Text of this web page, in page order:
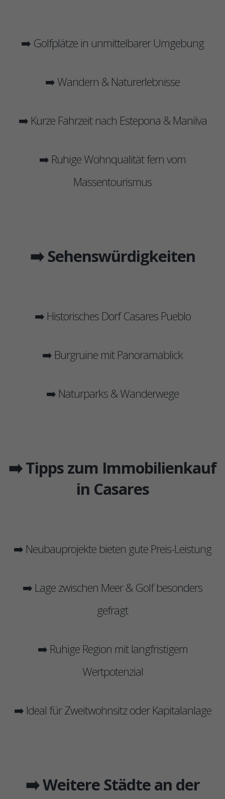
➡️ Golfplätze in unmittelbarer Umgebung
➡️ Wandern & Naturerlebnisse
➡️ Kurze Fahrzeit nach Estepona & Manilva
➡️ Ruhige Wohnqualität fern vom
Massentourismus
➡️ Sehenswürdigkeiten
➡️ Historisches Dorf Casares Pueblo
➡️ Burgruine mit Panoramablick
➡️ Naturparks & Wanderwege
➡️ Tipps zum Immobilienkauf
in Casares
➡️ Neubauprojekte bieten gute Preis-Leistung
➡️ Lage zwischen Meer & Golf besonders
gefragt
➡️ Ruhige Region mit langfristigem
Wertpotenzial
➡️ Ideal für Zweitwohnsitz oder Kapitalanlage
➡️ Weitere Städte an der